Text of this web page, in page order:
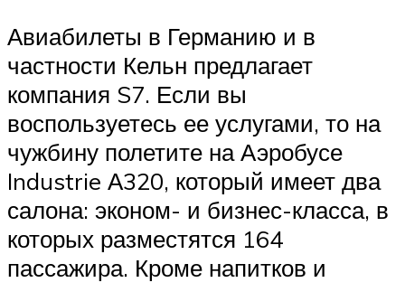
Авиабилеты в Германию и в
частности Кельн предлагает
компания S7. Если вы
воспользуетесь ее услугами, то на
чужбину полетите на Аэробусе
Industrie А320, который имеет два
салона: эконом- и бизнес-класса, в
которых разместятся 164
пассажира. Кроме напитков и